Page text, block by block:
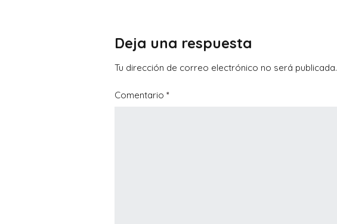
Deja una respuesta
Tu dirección de correo electrónico no será publicada.
Comentario *